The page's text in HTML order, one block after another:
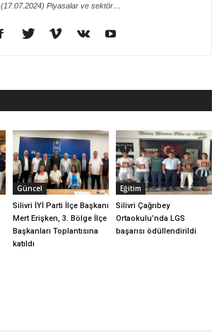
(17.07.2024) Piyasalar ve sektör…
Güncel
Silivri İYİ Parti İlçe Başkanı
Mert Erişken, 3. Bölge İlçe
Başkanları Toplantısına
katıldı
Eğitim
Silivri Çağrıbey
Ortaokulu’nda LGS
başarısı ödüllendirildi